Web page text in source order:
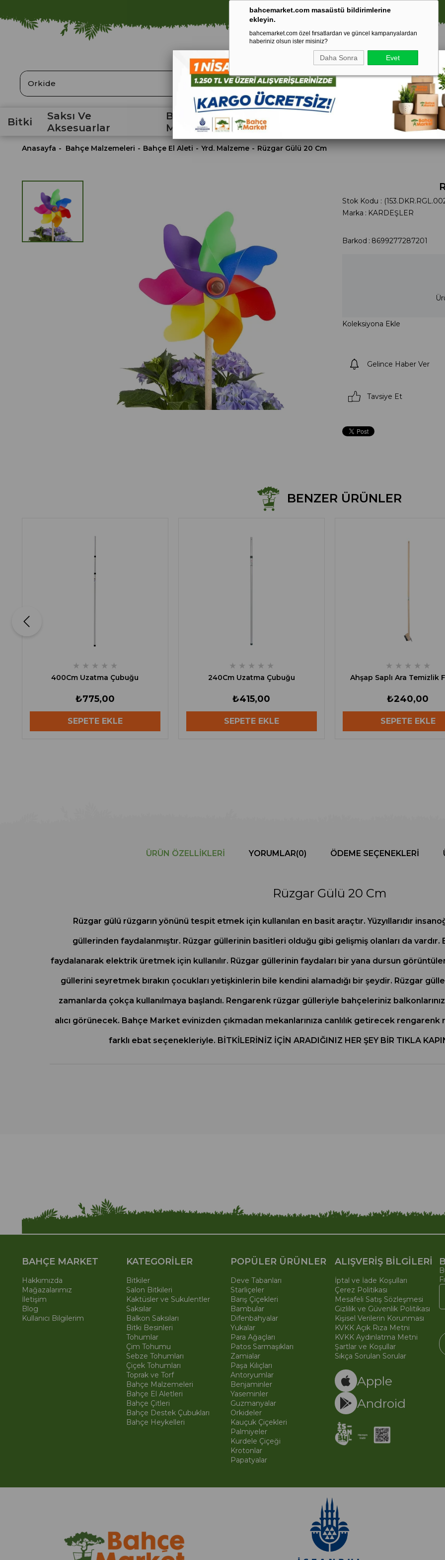
bahcemarket.com masaüstü bildirimlerine
ekleyin.
bahcemarket.com özel fırsatlardan ve güncel kampanyalardan
haberiniz olsun ister misiniz?
Daha Sonra Evet
⚠️ SATIŞLARIMIZ YALNIZCA İSTANBUL İLİ İLE SINIRLIDIR.
ARA
Bitki
Saksı Ve
Aksesuarlar
Bahçe
Malzemeleri
Anasayfa Bahçe Malzemeleri Bahçe El Aleti Yrd. Malzeme Rüzgar Gülü 20 Cm
Stok Kodu
Marka : KARDEŞLER
Barkod : 8699277287201
Koleksiyona Ekle
Gelince Haber Ver
Tavsiye Et
BENZER ÜRÜNLER
★ ★ ★ ★ ★
400Cm Uzatma Çubuğu
₺775,00
SEPETE EKLE
★ ★ ★ ★ ★
240Cm Uzatma Çubuğu
₺415,00
SEPETE EKLE
★ ★ ★ ★ ★
Ahşap Saplı Ara Temizlik
₺240,00
SEPETE EKLE
ÜRÜN ÖZELLIKLERI YORUMLAR(0) ÖDEME SEÇENEKLERI
Rüzgar Gülü 20 Cm
Rüzgar gülü rüzgarın yönünü tespit etmek için kullanılan en basit araçtır. Yüzyıllarıdır
güllerinden faydalanmıştır. Rüzgar güllerinin basitleri olduğu gibi gelişmiş olanları da
faydalanarak elektrik üretmek için kullanılır. Rüzgar güllerinin faydaları bir yana dursun
güllerini seyretmek bırakın çocukları yetişkinlerin bile kendini alamadığı bir şeydir. Rüzgar
zamanlarda çokça kullanılmaya başlandı. Rengarenk rüzgar gülleriyle bahçeleriniz balkonlarınız
alıcı görünecek. Bahçe Market evinizden çıkmadan mekanlarınıza canlılık getirecek
farklı ebat seçenekleriyle. BİTKİLERİNİZ İÇİN ARADIĞINIZ HER ŞEY BİR TIKLA
BAHÇE MARKET
Hakkımızda
Mağazalarımız
İletişim
Blog
Kullanıcı Bilgilerim
KATEGORİLER
Bitkiler
Salon Bitkileri
Kaktüsler ve Sukulentler
Saksılar
Balkon Saksıları
Bitki Besinleri
Tohumlar
Çim Tohumu
Sebze Tohumları
Çiçek Tohumları
Toprak ve Torf
Bahçe Malzemeleri
Bahçe El Aletleri
Bahçe Çitleri
Bahçe Destek Çubukları
Bahçe Heykelleri
POPÜLER ÜRÜNLER
Deve Tabanları
Starliçeler
Barış Çiçekleri
Bambular
Difenbahyalar
Yukalar
Para Ağaçları
Patos Sarmaşıkları
Zamialar
Paşa Kılıçları
Antoryumlar
Benjaminler
Yaseminler
Guzmanyalar
Orkideler
Kauçuk Çiçekleri
Palmiyeler
Kurdele Çiçeği
Krotonlar
Papatyalar
ALIŞVERİŞ BİLGİLERİ
İptal ve İade Koşulları
Çerez Politikası
Mesafeli Satış Sözleşmesi
Gizlilik ve Güvenlik Politikası
Kişisel Verilerin Korunması
KVKK Açık Rıza Metni
KVKK Aydınlatma Metni
Şartlar ve Koşullar
Sıkça Sorulan Sorular
Apple
Android